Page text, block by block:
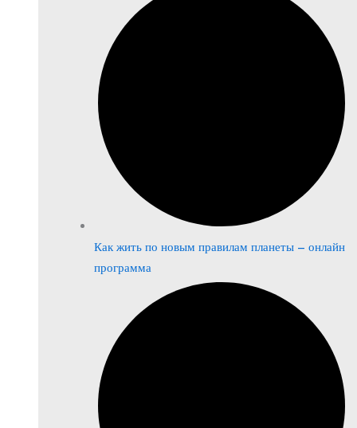
Как жить по новым правилам планеты – онлайн
программа